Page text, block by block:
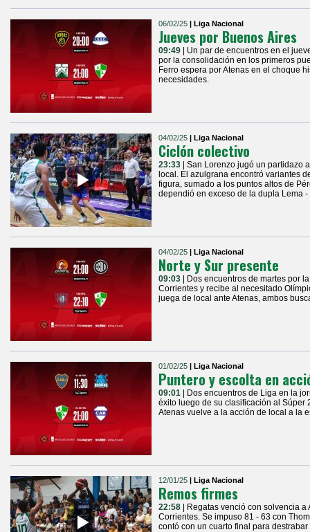
06/02/25 | Liga Nacional
Jueves por Buenos Aires
09:49
| Un par de encuentros en el
por la consolidación en los primeros
Ferro espera por Atenas en el choque
necesidades.
04/02/25 | Liga Nacional
Ciclón colectivo
23:33
| San Lorenzo jugó un partidazo
local. El azulgrana encontró variantes
figura, sumado a los puntos altos de
dependió en exceso de la dupla Lema -
04/02/25 | Liga Nacional
Norte y Sur presente
09:03
| Dos encuentros de martes por
Corrientes y recibe al necesitado
juega de local ante Atenas, ambos
01/02/25 | Liga Nacional
Puntero y escolta en
09:01
| Dos encuentros de Liga en la
éxito luego de su clasificación al
Atenas vuelve a la acción de local a la
12/01/25 | Liga Nacional
Remos firmes
22:58
| Regatas venció con solvencia
Corrientes. Se impuso 81 - 63 con
contó con un cuarto final para destrabar